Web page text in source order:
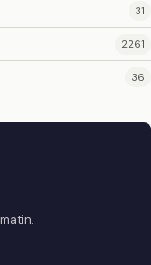
31
2261
36